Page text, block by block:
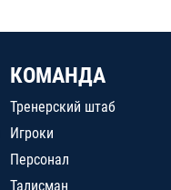
КОМАНДА
Тренерский штаб
Игроки
Персонал
Талисман